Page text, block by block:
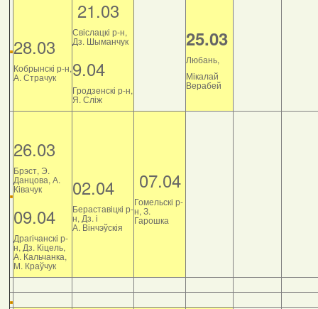
28.03
Кобрынскі р-н,
А. Страчук
21.03
Свіслацкі р-н,
Дз. Шыманчук
9.04
Гродзенскі р-н,
Я. Сліж
25.03
Любань,
Мікалай
Верабей
26.03
Брэст, Э.
Данцова, А.
Ківачук
09.04
Драгічанскі р-
н, Дз. Кіцель,
А. Кальчанка,
М. Краўчук
02.04
Бераставіцкі р-
н, Дз. і
А. Вінчэўскія
07.04
Гомельскі р-
н, З.
Гарошка